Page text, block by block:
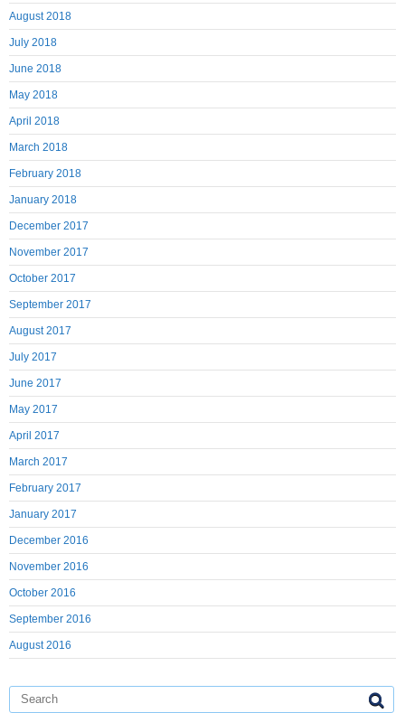
August 2018
July 2018
June 2018
May 2018
April 2018
March 2018
February 2018
January 2018
December 2017
November 2017
October 2017
September 2017
August 2017
July 2017
June 2017
May 2017
April 2017
March 2017
February 2017
January 2017
December 2016
November 2016
October 2016
September 2016
August 2016